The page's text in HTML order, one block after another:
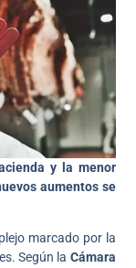
y la menor
aumentos se
marcado por la
Según la Cámara